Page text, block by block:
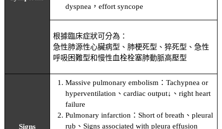
dyspnea，effort syncope
根據臨床症狀可分為：
急性肺源性心臟病型、肺梗死型、猝死型、急性
呼吸困難型和慢性血栓栓塞肺動脈高壓型
Signs
Massive pulmonary embolism：Tachypnea or
hyperventilation、cardiac output↓、right heart
failure
Pulmonary infarction：Short of breath、pleural
rub、Signs associated with pleura effusion